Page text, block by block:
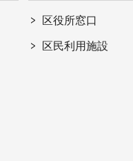
区役所窓口
区民利用施設